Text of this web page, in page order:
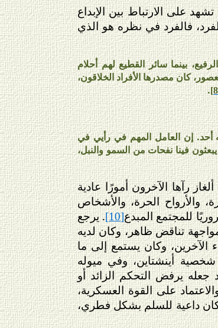
على الارتباط بين الإبداع
فالفرد في نظره هو الذي
بينما سائر القطيع لهم أحلام
كان مصدرها الأفراد الخلاقون،
.
أحد. إن العامل المهم في رأيي في
فينا نفحات من السمو والنبل،
رآها الآخرون أمورًا عادية
والأرواح الحرة، والأشخاص
للمجتمع المبدع[10]
. يرجع
تناقض ظاهر، وكان لديه
الآخرين، وكان يستمع إلى ما
أينشتاين، وفي ميوله
جعله يرفض التحكم الزائد أو
على القوة العسكرية،
كان داعية للسلم بشكل فطري،